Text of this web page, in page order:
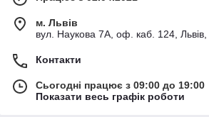
м. Львів
вул. Наукова 7А, оф. каб. 124, Львів,
Контакти
Сьогодні працює з 09:00 до 19:00
Показати весь графік роботи